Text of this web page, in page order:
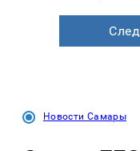
Новости Самары